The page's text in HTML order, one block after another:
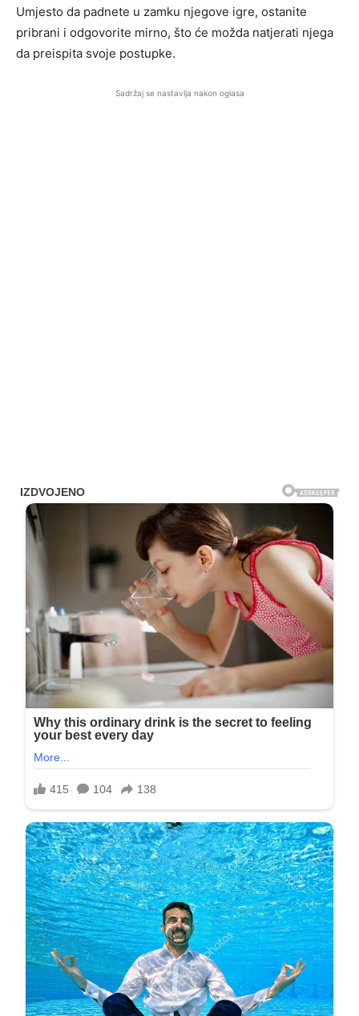
Umjesto da padnete u zamku njegove igre, ostanite
pribrani i odgovorite mirno, što će možda natjerati njega
da preispita svoje postupke.
Sadržaj se nastavlja nakon oglasa